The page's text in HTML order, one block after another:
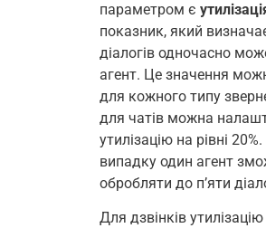
параметром є
показник, який
діалогів одночасно
агент. Це значення
для кожного типу
для чатів можна
утилізацію на рівні
випадку один агент
обробляти до п’яти
Для дзвінків